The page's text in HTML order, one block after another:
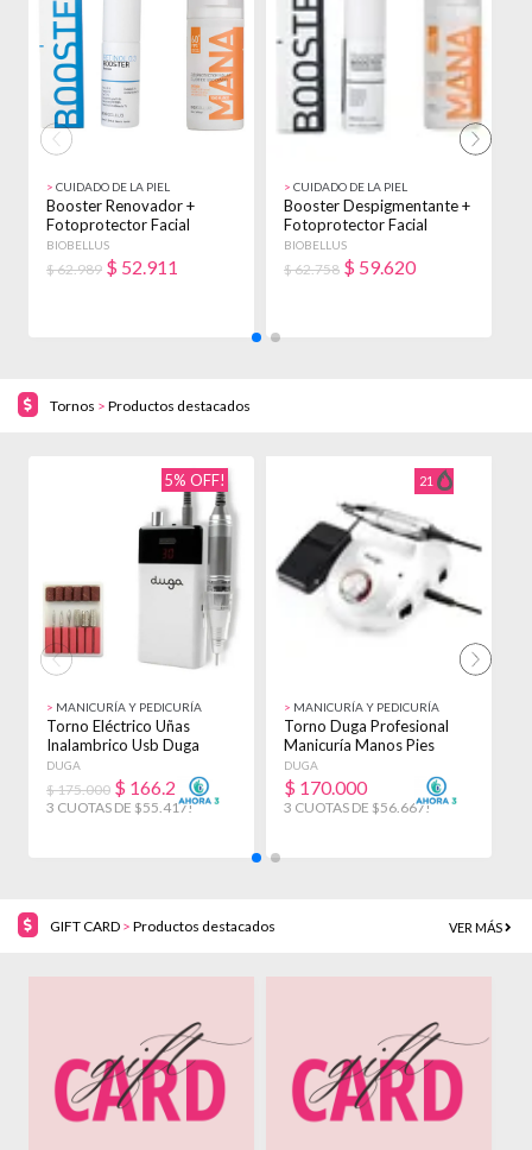
> CUIDADO DE LA PIEL
Booster Renovador +
Fotoprotector Facial
Biobellus Seca Noche
BIOBELLUS
$ 62.989 $ 52.911
> CUIDADO DE LA PIEL
Booster Despigmentante +
Fotoprotector Facial
Biobellus Acneica
Día/noche
BIOBELLUS
$ 62.758 $ 59.620
Tornos > Productos destacados
5% OFF!
> MANICURÍA Y PEDICURÍA
Torno Eléctrico Uñas
Inalambrico Usb Duga
30.000 Rpm D297
DUGA
$ 175.000 $ 166.250
3 CUOTAS DE $55.417!
21
> MANICURÍA Y PEDICURÍA
Torno Duga Profesional
Manicuría Manos Pies
35000 Rpm D5020
DUGA
$ 170.000
3 CUOTAS DE $56.667!
GIFT CARD > Productos destacados VER MÁS